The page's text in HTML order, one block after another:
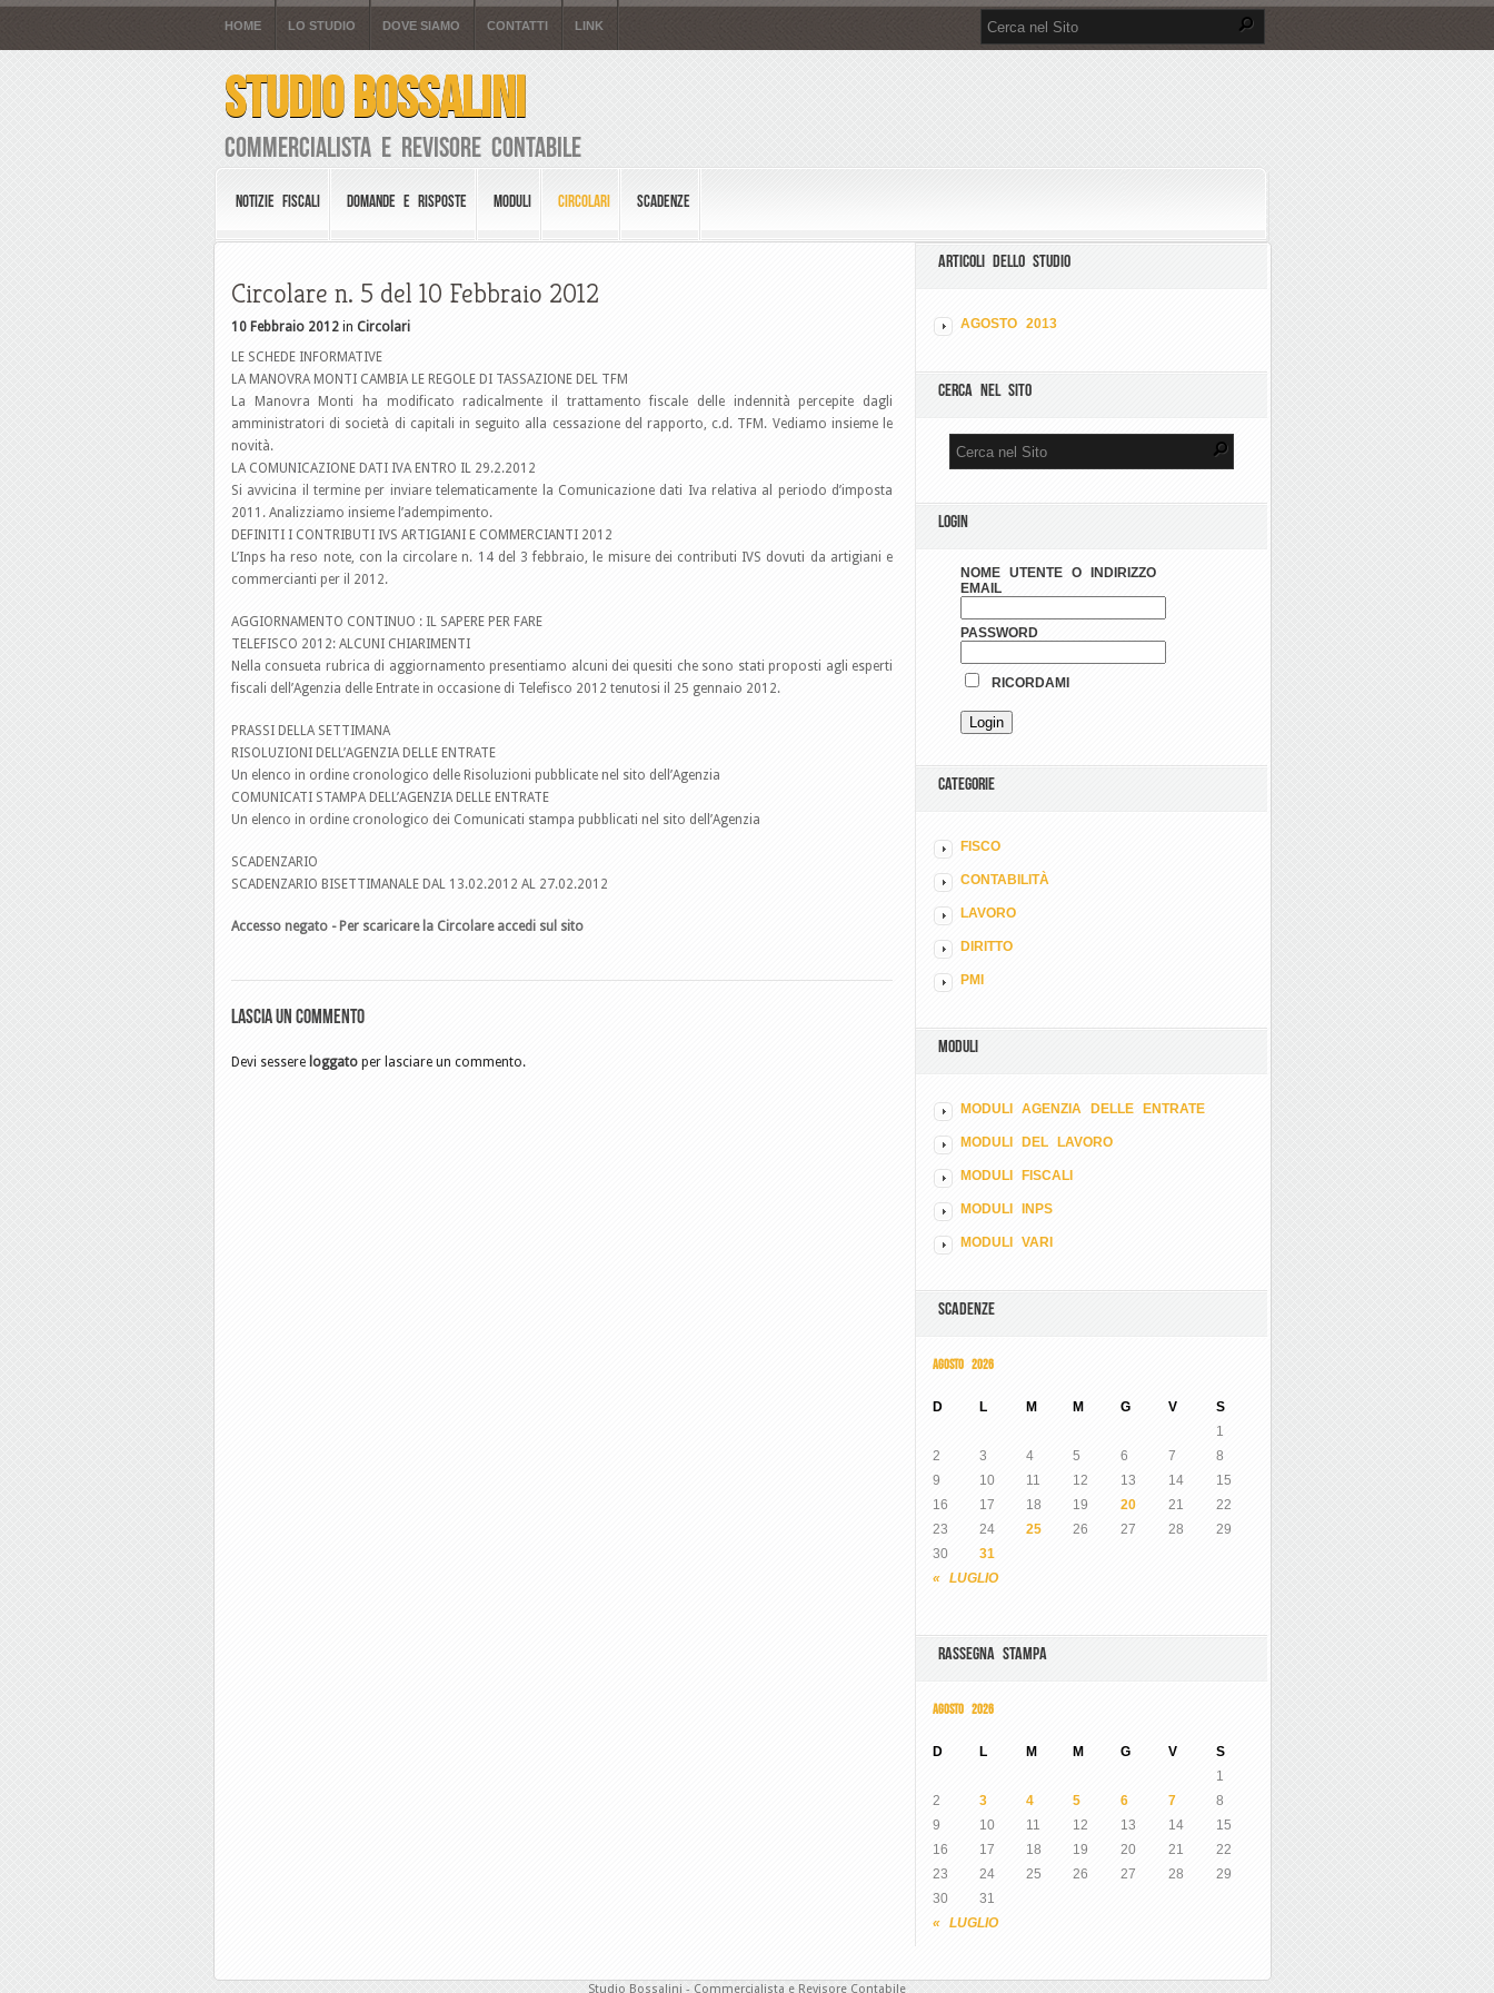
HOME LO STUDIO DOVE SIAMO CONTATTI LINK
STUDIO BOSSALINI
Commercialista e Revisore Contabile
NOTIZIE FISCALI DOMANDE E RISPOSTE MODULI CIRCOLARI SCADENZE
Circolare n. 5 del 10 Febbraio 2012
10 Febbraio 2012 in Circolari
LE SCHEDE INFORMATIVE
LA MANOVRA MONTI CAMBIA LE REGOLE DI TASSAZIONE DEL TFM
La Manovra Monti ha modificato radicalmente il trattamento fiscale delle indennità percepite dagli
amministratori di società di capitali in seguito alla cessazione del rapporto, c.d. TFM. Vediamo insieme le
novità.
LA COMUNICAZIONE DATI IVA ENTRO IL 29.2.2012
Si avvicina il termine per inviare telematicamente la Comunicazione dati Iva relativa al periodo d’imposta
2011. Analizziamo insieme l’adempimento.
DEFINITI I CONTRIBUTI IVS ARTIGIANI E COMMERCIANTI 2012
L’Inps ha reso note, con la circolare n. 14 del 3 febbraio, le misure dei contributi IVS dovuti da artigiani e
commercianti per il 2012.
AGGIORNAMENTO CONTINUO : IL SAPERE PER FARE
TELEFISCO 2012: ALCUNI CHIARIMENTI
Nella consueta rubrica di aggiornamento presentiamo alcuni dei quesiti che sono stati proposti agli esperti
fiscali dell’Agenzia delle Entrate in occasione di Telefisco 2012 tenutosi il 25 gennaio 2012.
PRASSI DELLA SETTIMANA
RISOLUZIONI DELL’AGENZIA DELLE ENTRATE
Un elenco in ordine cronologico delle Risoluzioni pubblicate nel sito dell’Agenzia
COMUNICATI STAMPA DELL’AGENZIA DELLE ENTRATE
Un elenco in ordine cronologico dei Comunicati stampa pubblicati nel sito dell’Agenzia
SCADENZARIO
SCADENZARIO BISETTIMANALE DAL 13.02.2012 AL 27.02.2012
Accesso negato - Per scaricare la Circolare accedi sul sito
Lascia un commento
Devi sessere loggato per lasciare un commento.
ARTICOLI DELLO STUDIO
AGOSTO 2013
CERCA NEL SITO
LOGIN
NOME UTENTE O INDIRIZZO
EMAIL
PASSWORD
RICORDAMI
CATEGORIE
FISCO
CONTABILITÀ
LAVORO
DIRITTO
PMI
MODULI
MODULI AGENZIA DELLE ENTRATE
MODULI DEL LAVORO
MODULI FISCALI
MODULI INPS
MODULI VARI
SCADENZE
AGOSTO 2026
D L M M G V S
« LUGLIO
1
2
3 4 5 6 7
8
9
10 11 12 13 14
15
16
17 18 19 20 21
22
23
24 25 26 27 28
29
30
31
RASSEGNA STAMPA
AGOSTO 2026
D L M M G V S
« LUGLIO
1
2
3 4 5 6 7
8
9
10 11 12 13 14
15
16
17 18 19 20 21
22
23
24 25 26 27 28
29
30
31
Studio Bossalini - Commercialista e Revisore Contabile